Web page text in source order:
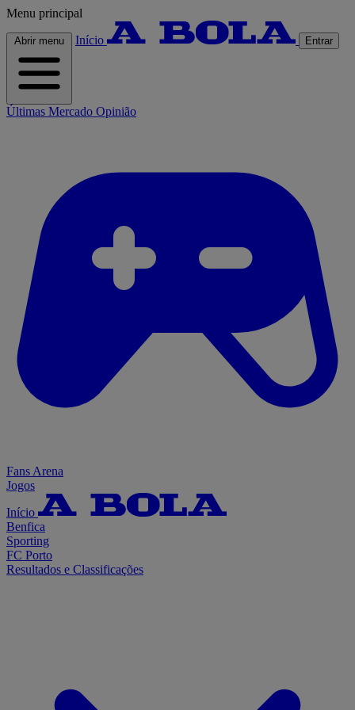
Menu principal
Abrir menu Início Entrar
Últimas Mercado Opinião
Fans Arena
Jogos
Início
Benfica
Sporting
FC Porto
Resultados e Classificações